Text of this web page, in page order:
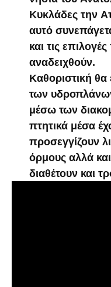
Κυκλάδες την
αυτό
και τις
αναδειχθούν.
Καθοριστική
των
μέσω των
πτητικά μέσα
προσεγγίζουν
όρμους αλλά
διαθέτουν και